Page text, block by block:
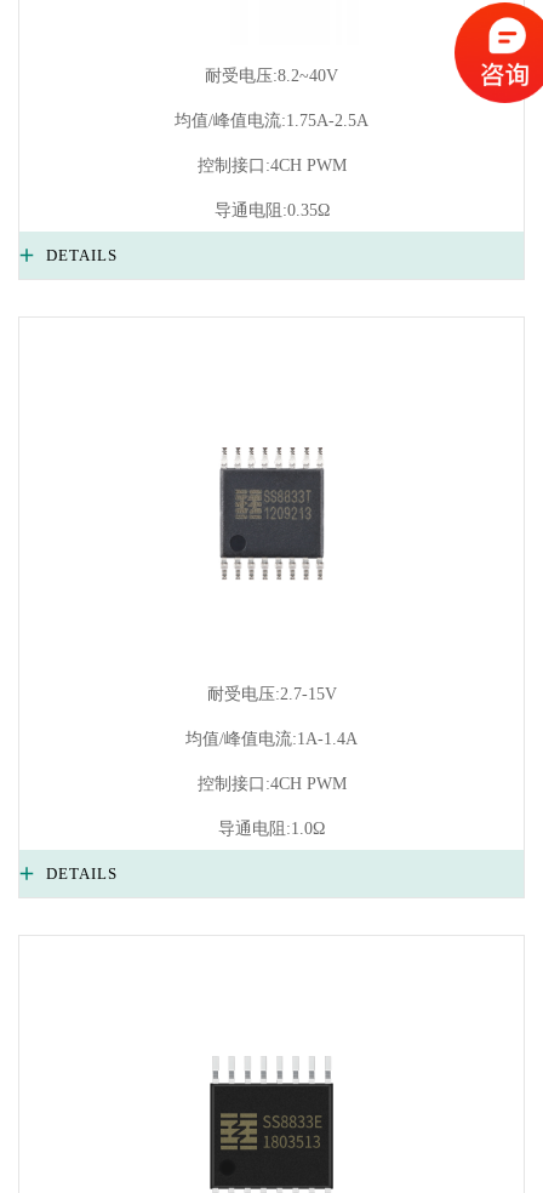
耐受电压:8.2~40V
均值/峰值电流:1.75A-2.5A
控制接口:4CH PWM
导通电阻:0.35Ω
DETAILS
耐受电压:2.7-15V
均值/峰值电流:1A-1.4A
控制接口:4CH PWM
导通电阻:1.0Ω
DETAILS